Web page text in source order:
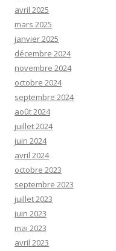
avril 2025
mars 2025
janvier 2025
décembre 2024
novembre 2024
octobre 2024
septembre 2024
août 2024
juillet 2024
juin 2024
avril 2024
octobre 2023
septembre 2023
juillet 2023
juin 2023
mai 2023
avril 2023